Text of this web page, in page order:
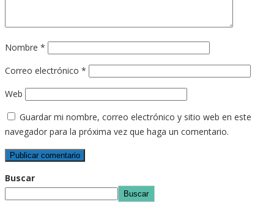
Nombre *
Correo electrónico *
Web
Guardar mi nombre, correo electrónico y sitio web en este
navegador para la próxima vez que haga un comentario.
Buscar
Buscar